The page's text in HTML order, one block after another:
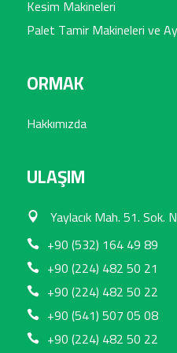
Kesim Makineleri
Palet Tamir Makineleri ve
ORMAK
Hakkımızda
ULAŞIM
Yaylacık Mah. 51.
+90 (532) 164 49 89
+90 (224) 482 50 21
+90 (224) 482 50 22
+90 (541) 507 05 08
+90 (224) 482 50 22